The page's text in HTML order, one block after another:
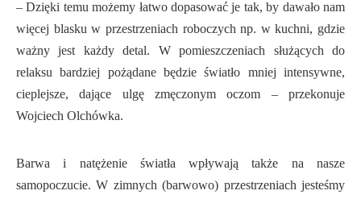
– Dzięki temu możemy łatwo dopasować je tak, by dawało nam
więcej blasku w przestrzeniach roboczych np. w kuchni, gdzie
ważny jest każdy detal. W pomieszczeniach służących do
relaksu bardziej pożądane będzie światło mniej intensywne,
cieplejsze, dające ulgę zmęczonym oczom – przekonuje
Wojciech Olchówka.
Barwa i natężenie światła wpływają także na nasze
samopoczucie. W zimnych (barwowo) przestrzeniach jesteśmy